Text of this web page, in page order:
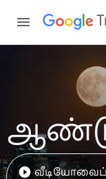
வீடியோவைப்